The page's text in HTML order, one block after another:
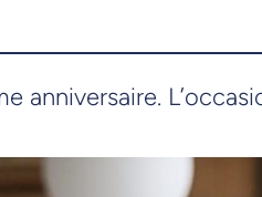
anniversaire.